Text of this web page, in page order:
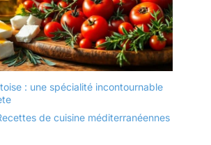
: une spécialité incontournable
de cuisine méditerranéennes